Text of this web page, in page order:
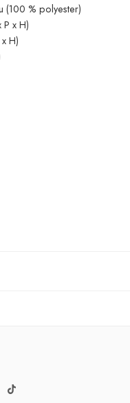
(100 % polyester)
x H)
H)